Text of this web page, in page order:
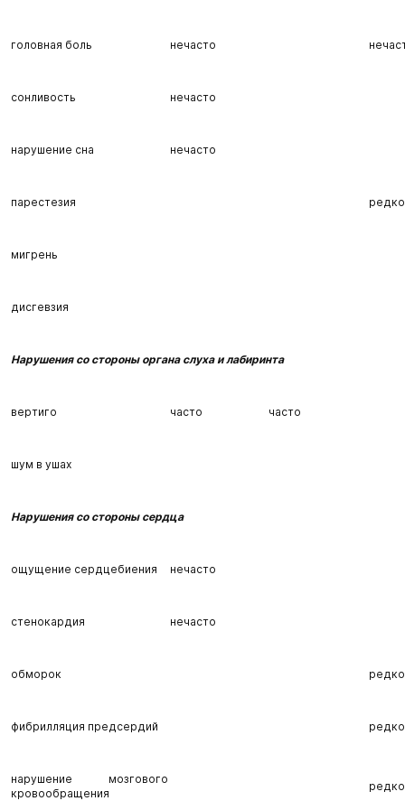
головная боль нечасто
сонливость нечасто
нарушение сна нечасто
парестезия редко
мигрень
дисгевзия
Нарушения со стороны органа слуха и лабиринта
вертиго часто часто
шум в ушах
Нарушения со стороны сердца
ощущение сердцебиения нечасто
стенокардия нечасто
обморок редко
фибрилляция предсердий редко
нарушение мозгового
кровообращения
редко